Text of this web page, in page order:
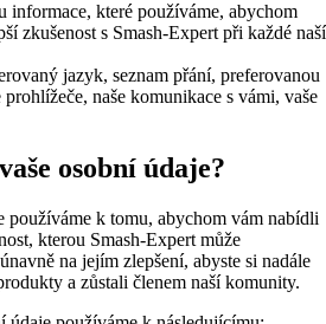
informace, které používáme, abychom
zkušenost s Smash-Expert při každé naší
jazyk, seznam přání, preferovanou
naše komunikace s vámi, vaše
osobní údaje?
používáme k tomu, abychom vám nabídli
kterou Smash-Expert může
na jejím zlepšení, abyste si nadále
a zůstali členem naší komunity.